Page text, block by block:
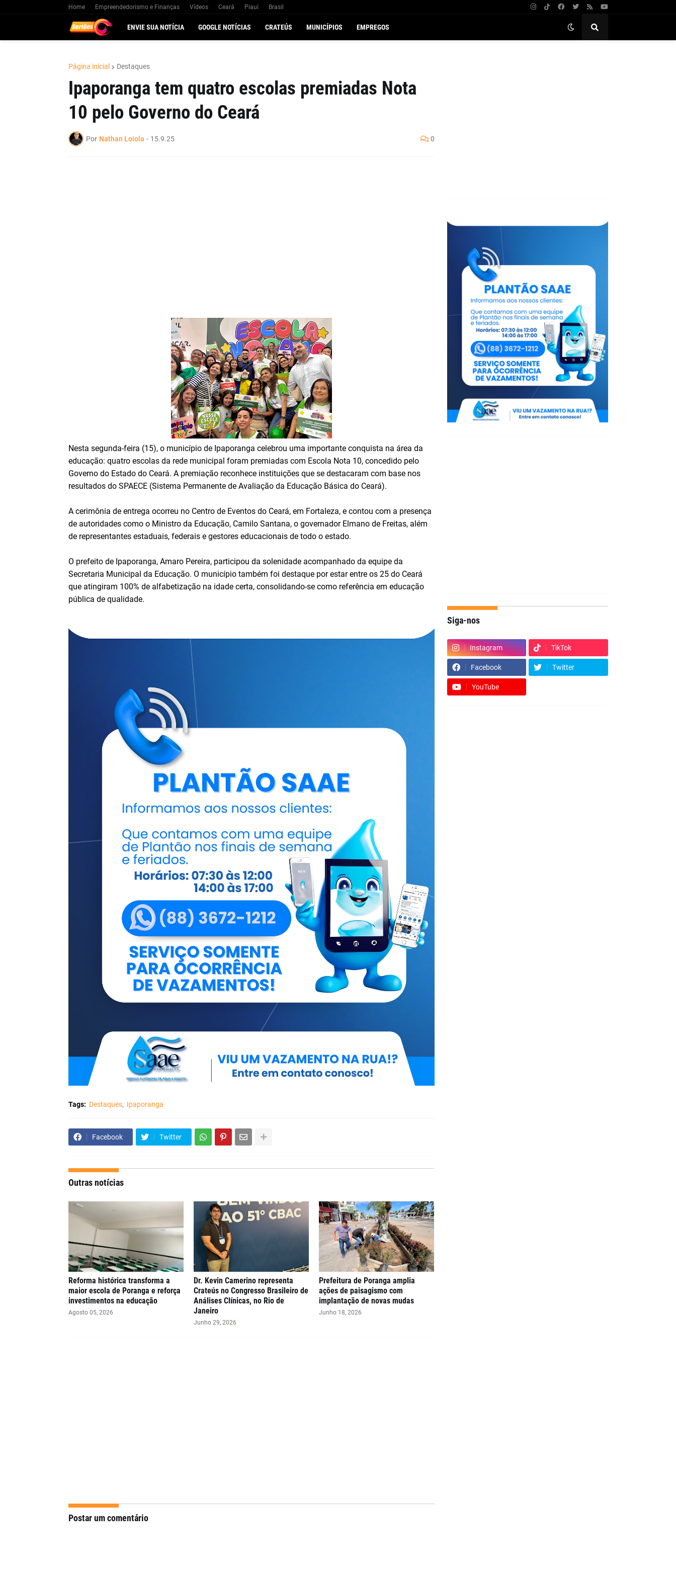
Home Empreendedorismo e Finanças Vídeos Ceará Piauí Brasil
ENVIE SUA NOTÍCIA GOOGLE NOTÍCIAS CRATEÚS MUNICÍPIOS EMPREGOS
Página inicial Destaques
Ipaporanga tem quatro escolas premiadas Nota
10 pelo Governo do Ceará
Por Nathan Loiola - 15.9.25 0
Nesta segunda-feira (15), o município de Ipaporanga celebrou uma importante conquista na área da
educação: quatro escolas da rede municipal foram premiadas com Escola Nota 10, concedido pelo
Governo do Estado do Ceará. A premiação reconhece instituições que se destacaram com base nos
resultados do SPAECE (Sistema Permanente de Avaliação da Educação Básica do Ceará).
A cerimônia de entrega ocorreu no Centro de Eventos do Ceará, em Fortaleza, e contou com a presença
de autoridades como o Ministro da Educação, Camilo Santana, o governador Elmano de Freitas, além
de representantes estaduais, federais e gestores educacionais de todo o estado.
O prefeito de Ipaporanga, Amaro Pereira, participou da solenidade acompanhado da equipe da
Secretaria Municipal da Educação. O município também foi destaque por estar entre os 25 do Ceará
que atingiram 100% de alfabetização na idade certa, consolidando-se como referência em educação
pública de qualidade.
Tags: Destaques Ipaporanga
Facebook Twitter
Outras notícias
Reforma histórica transforma a
maior escola de Poranga e reforça
investimentos na educação
Agosto 05, 2026
Dr. Kevin Camerino representa
Crateús no Congresso Brasileiro de
Análises Clínicas, no Rio de
Janeiro
Junho 29, 2026
Prefeitura de Poranga amplia
ações de paisagismo com
implantação de novas mudas
Junho 18, 2026
Postar um comentário
Siga-nos
Instagram TikTok
Facebook Twitter
YouTube